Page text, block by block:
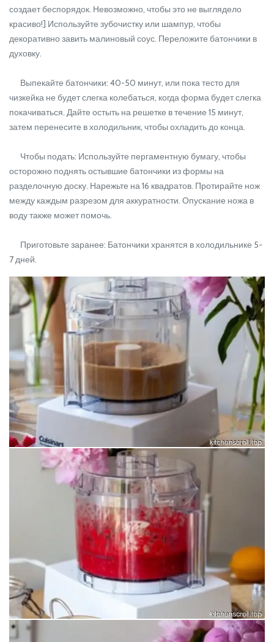
создает беспорядок. Невозможно, чтобы это не выглядело
красиво!] Используйте зубочистку или шампур, чтобы
декоративно завить малиновый соус. Переложите батончики в
духовку.
Выпекайте батончики: 40-50 минут, или пока тесто для
чизкейка не будет слегка колебаться, когда форма будет слегка
покачиваться. Дайте остыть на решетке в течение 15 минут,
затем перенесите в холодильник, чтобы охладить до конца.
Чтобы подать: Используйте пергаментную бумагу, чтобы
осторожно поднять остывшие батончики из формы на
разделочную доску. Нарежьте на 16 квадратов. Протирайте нож
между каждым разрезом для аккуратности. Опускание ножа в
воду также может помочь.
Приготовьте заранее: Батончики хранятся в холодильнике 5-
7 дней.